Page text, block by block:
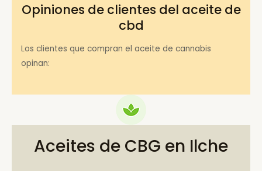
Opiniones de clientes del aceite de
cbd
Los clientes que compran el aceite de cannabis
opinan:
Aceites de CBG en Ilche